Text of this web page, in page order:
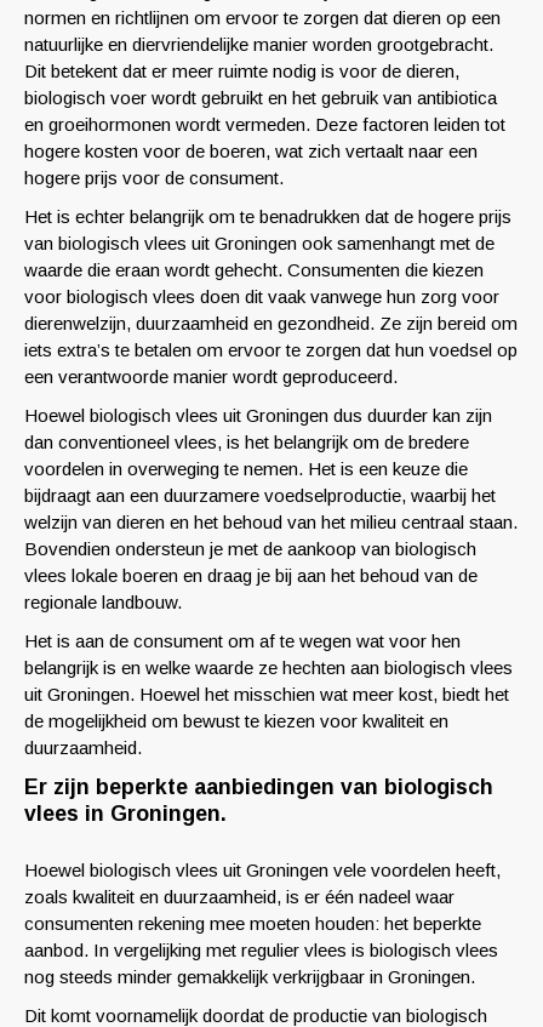
normen en richtlijnen om ervoor te zorgen dat dieren op een
natuurlijke en diervriendelijke manier worden grootgebracht.
Dit betekent dat er meer ruimte nodig is voor de dieren,
biologisch voer wordt gebruikt en het gebruik van antibiotica
en groeihormonen wordt vermeden. Deze factoren leiden tot
hogere kosten voor de boeren, wat zich vertaalt naar een
hogere prijs voor de consument.
Het is echter belangrijk om te benadrukken dat de hogere prijs
van biologisch vlees uit Groningen ook samenhangt met de
waarde die eraan wordt gehecht. Consumenten die kiezen
voor biologisch vlees doen dit vaak vanwege hun zorg voor
dierenwelzijn, duurzaamheid en gezondheid. Ze zijn bereid om
iets extra’s te betalen om ervoor te zorgen dat hun voedsel op
een verantwoorde manier wordt geproduceerd.
Hoewel biologisch vlees uit Groningen dus duurder kan zijn
dan conventioneel vlees, is het belangrijk om de bredere
voordelen in overweging te nemen. Het is een keuze die
bijdraagt aan een duurzamere voedselproductie, waarbij het
welzijn van dieren en het behoud van het milieu centraal staan.
Bovendien ondersteun je met de aankoop van biologisch
vlees lokale boeren en draag je bij aan het behoud van de
regionale landbouw.
Het is aan de consument om af te wegen wat voor hen
belangrijk is en welke waarde ze hechten aan biologisch vlees
uit Groningen. Hoewel het misschien wat meer kost, biedt het
de mogelijkheid om bewust te kiezen voor kwaliteit en
duurzaamheid.
Er zijn beperkte aanbiedingen van biologisch
vlees in Groningen.
Hoewel biologisch vlees uit Groningen vele voordelen heeft,
zoals kwaliteit en duurzaamheid, is er één nadeel waar
consumenten rekening mee moeten houden: het beperkte
aanbod. In vergelijking met regulier vlees is biologisch vlees
nog steeds minder gemakkelijk verkrijgbaar in Groningen.
Dit komt voornamelijk doordat de productie van biologisch